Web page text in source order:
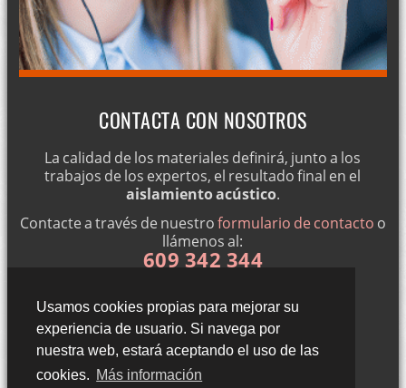
Usamos cookies propias para mejorar su
experiencia de usuario. Si navega por
nuestra web, estará aceptando el uso de las
cookies. Más información
CONTACTA CON NOSOTROS
La calidad de los materiales definirá, junto a los
trabajos de los expertos, el resultado final en el
aislamiento acústico.
Contacte a través de nuestroformulario de contacto o
llámenos al:
609 342 344